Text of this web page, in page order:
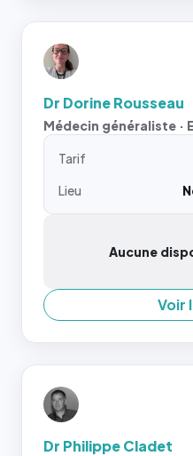
Dr Dorine Rousseau
Médecin généraliste ·
Tarif
Lieu
Aucune
Voir
Dr Philippe Cladet